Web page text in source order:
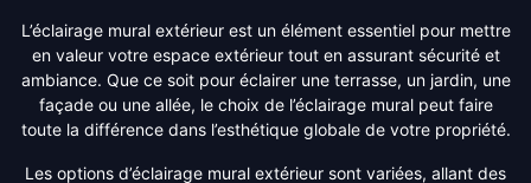
L’éclairage mural extérieur est un élément essentiel pour mettre
en valeur votre espace extérieur tout en assurant sécurité et
ambiance. Que ce soit pour éclairer une terrasse, un jardin, une
façade ou une allée, le choix de l’éclairage mural peut faire
toute la différence dans l’esthétique globale de votre propriété.
Les options d’éclairage mural extérieur sont variées, allant des